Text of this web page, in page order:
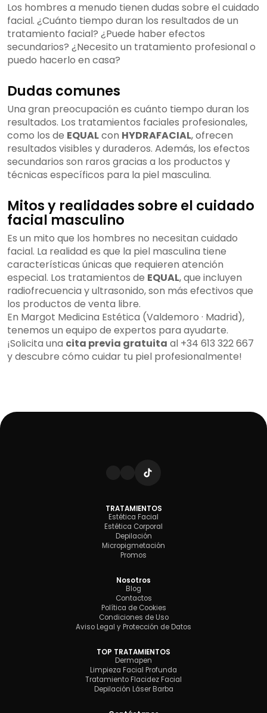
Los hombres a menudo tienen dudas sobre el cuidado
facial. ¿Cuánto tiempo duran los resultados de un
tratamiento facial? ¿Puede haber efectos
secundarios? ¿Necesito un tratamiento profesional o
puedo hacerlo en casa?
Dudas comunes
Una gran preocupación es cuánto tiempo duran los
resultados. Los tratamientos faciales profesionales,
como los de EQUALcon HYDRAFACIAL, ofrecen
resultados visibles y duraderos. Además, los efectos
secundarios son raros gracias a los productos y
técnicas específicos para la piel masculina.
Mitos y realidades sobre el cuidado
facial masculino
Es un mito que los hombres no necesitan cuidado
facial. La realidad es que la piel masculina tiene
características únicas que requieren atención
especial. Los tratamientos de EQUAL, que incluyen
radiofrecuencia y ultrasonido, son más efectivos que
los productos de venta libre.
En Margot Medicina Estética (Valdemoro · Madrid),
tenemos un equipo de expertos para ayudarte.
¡Solicita una cita previa gratuita al +34 613 322 667
y descubre cómo cuidar tu piel profesionalmente!
TRATAMIENTOS
Estética Facial
Estética Corporal
Depilación
Micropigmetación
Promos
Nosotros
Blog
Contactos
Política de Cookies
Condiciones de Uso
Aviso Legal y Protección de Datos
TOP TRATAMIENTOS
Dermapen
Limpieza Facial Profunda
Tratamiento Flacidez Facial
Depilación Láser Barba